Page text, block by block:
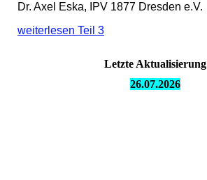
Dr. Axel Eska, IPV 1877 Dresden e.V.
weiterlesen Teil 3
Letzte Aktualisierung
26.07.2026